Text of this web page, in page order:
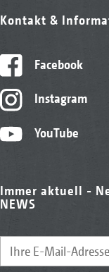
Kontakt &
Facebook
Instagram
YouTube
Immer aktuell -
NEWS